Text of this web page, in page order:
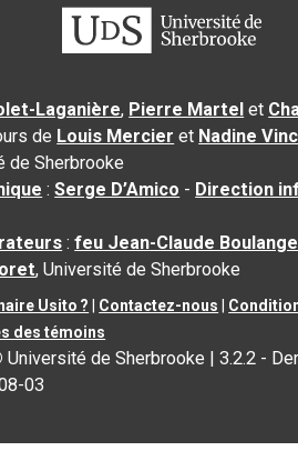
Laganière, Pierre Martel et
de Louis Mercier et Nadine
de Sherbrooke
:Serge D’Amico - Direction
:feu Jean-Claude
, Université de Sherbrooke
Usito ? Contactez-nous
des témoins
Université de Sherbrooke |3.2.2 -
03